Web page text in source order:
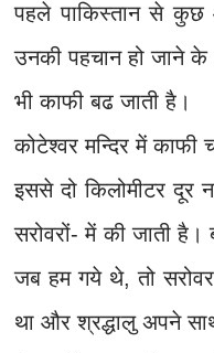
पहले पाकिस्तान से
उनकी पहचान हो जाने के
भी काफी बढ जाती है।
कोटेश्वर मन्दिर में
इससे दो किलोमीटर दूर
सरोवरों- में की जाती है।
जब हम गये थे, तो
था और श्रद्धालु अपने